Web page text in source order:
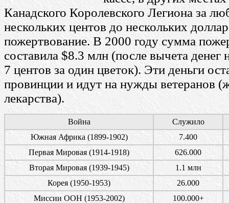
Канадского Королевского Легиона за
нескольких центов до нескольких
пожертвование. В 2000 году сумма
составила $8.3 млн (после вычета денег
7 центов за один цветок). Эти деньги
провинции и идут на нужды ветеранов
лекарства).
Война
Служило
Южная Африка (1899-1902)
7.400
Первая Мировая (1914-1918)
626.000
Вторая Мировая (1939-1945)
1.1 млн
Корея (1950-1953)
26.000
Миссии ООН (1953-2002)
100.000+